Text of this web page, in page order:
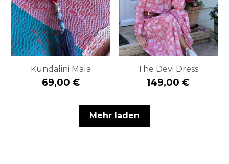
Kundalini Mala
69,00 €
The Devi Dress
149,00 €
Mehr laden